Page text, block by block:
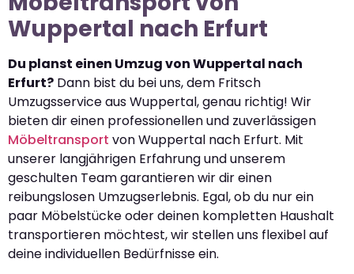
Wuppertal nach Erfurt
Du planst einen Umzug von Wuppertal nach
Erfurt? Dann bist du bei uns, dem Fritsch
Umzugsservice aus Wuppertal, genau richtig! Wir
bieten dir einen professionellen und zuverlässigen
Möbeltransport von Wuppertal nach Erfurt. Mit
unserer langjährigen Erfahrung und unserem
geschulten Team garantieren wir dir einen
reibungslosen Umzugserlebnis. Egal, ob du nur ein
paar Möbelstücke oder deinen kompletten Haushalt
transportieren möchtest, wir stellen uns flexibel auf
deine individuellen Bedürfnisse ein.